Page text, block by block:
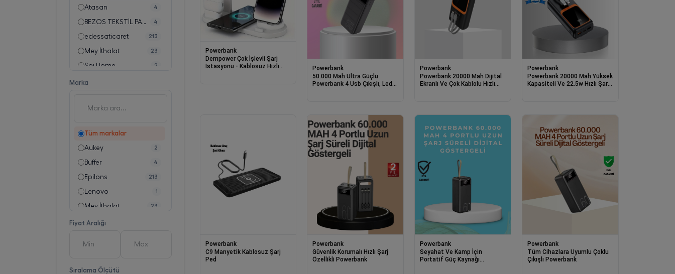
Atasan 4
4
edessaticaret 213
Mey İthalat 23
Soi Home 2
Marka
Tüm markalar
Aukey 2
Buffer 4
Epilons 213
Lenovo 1
Mey İthalat 23
Slink
Fiyat Aralığı
Sıralama Ölçütü
Powerbank
Dempower Çok İşlevli Şarj
İstasyonu - Kablosuz Hızlı
Powerbank
50.000 Mah Ultra Güçlü
Powerbank 4 Usb Çıkışlı, Led
Powerbank
Powerbank 20000 Mah Dijital
Ekranlı Ve Çok Kablolu Hızlı
Powerbank
Powerbank 20000 Mah Yüksek
Kapasiteli Ve 22.5w Hızlı Şarj
Powerbank
C9 Manyetik Kablosuz Şarj
Ped
Powerbank
Güvenlik Korumalı Hızlı Şarj
Özellikli Powerbank
Powerbank
Seyahat Ve Kamp İçin
Portatif Güç Kaynağı
Powerbank
Tüm Cihazlara Uyumlu Çoklu
Çıkışlı Powerbank